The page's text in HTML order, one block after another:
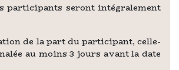
participants seront intégralement
de la part du participant, celle-
au moins 3 jours avant la date